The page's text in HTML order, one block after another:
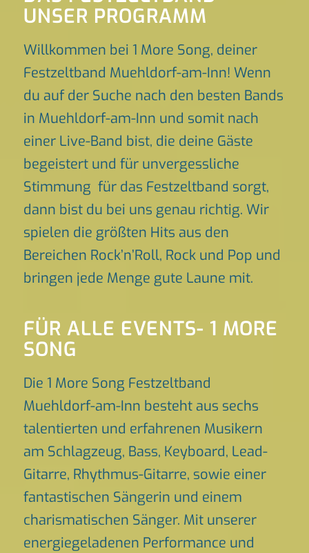
UNSER PROGRAMM
Willkommen bei 1 More Song, deiner
Festzeltband Muehldorf-am-Inn! Wenn
du auf der Suche nach den besten Bands
in Muehldorf-am-Inn und somit nach
einer Live-Band bist, die deine Gäste
begeistert und für unvergessliche
Stimmung für das Festzeltband sorgt,
dann bist du bei uns genau richtig. Wir
spielen die größten Hits aus den
Bereichen Rock’n’Roll, Rock und Pop und
bringen jede Menge gute Laune mit.
FÜR ALLE EVENTS- 1 MORE
SONG
Die 1 More Song Festzeltband
Muehldorf-am-Inn besteht aus sechs
talentierten und erfahrenen Musikern
am Schlagzeug, Bass, Keyboard, Lead-
Gitarre, Rhythmus-Gitarre, sowie einer
fantastischen Sängerin und einem
charismatischen Sänger. Mit unserer
energiegeladenen Performance und